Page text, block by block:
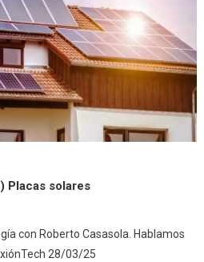
Placas solares
con Roberto Casasola. Hablamos
28/03/25